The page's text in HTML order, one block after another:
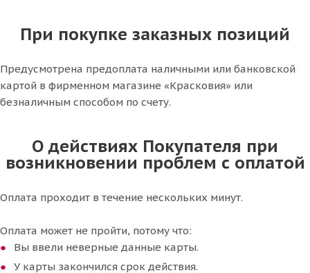
При покупке заказных позиций
Предусмотрена предоплата наличными или банковской
картой в фирменном магазине «Красковия» или
безналичным способом по счету.
О действиях Покупателя при
возникновении проблем с оплатой
Оплата проходит в течение нескольких минут.
Оплата может не пройти, потому что:
Вы ввели неверные данные карты.
У карты закончился срок действия.